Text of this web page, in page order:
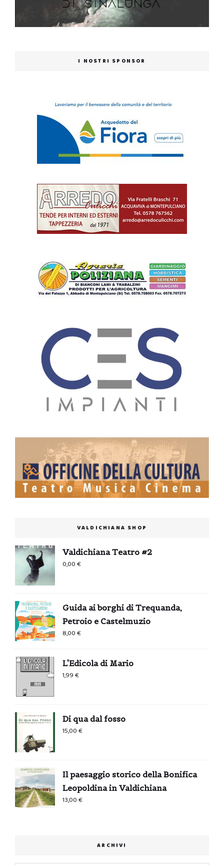
I NOSTRI SPONSOR
VALDICHIANA SHOP
Valdichiana Teatro #2
0,00€
Guida ai borghi di Trequanda,
Petroio e Castelmuzio
8,00€
L'Edicola di Mario
1,99€
Di qua dal fosso
15,00€
Il paesaggio storico della Bonifica
Leopoldina in Valdichiana
13,00€
ARCHIVI